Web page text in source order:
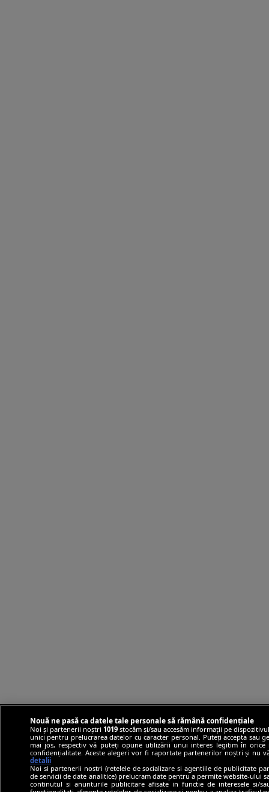
Nouă ne pasă ca datele tale personale să rămână confidențiale
Noi și partenerii noștri 1019stocăm și/sau accesăm informații pe
unici pentru prelucrarea datelor cu caracter personal. Puteți accepta sau
mai jos, respectiv vă puteți opune utilizării unui interes legitim în
confidențialitate. Aceste alegeri vor fi raportate partenerilor noștri și nu
detalii
Noi si partenerii nostri (retelele de socializare si agentiile de publicitate
de servicii de date analitice) prelucram date pentru a permite website-ului
continutul si anunturile publicitare afisate in functie de interesele si/